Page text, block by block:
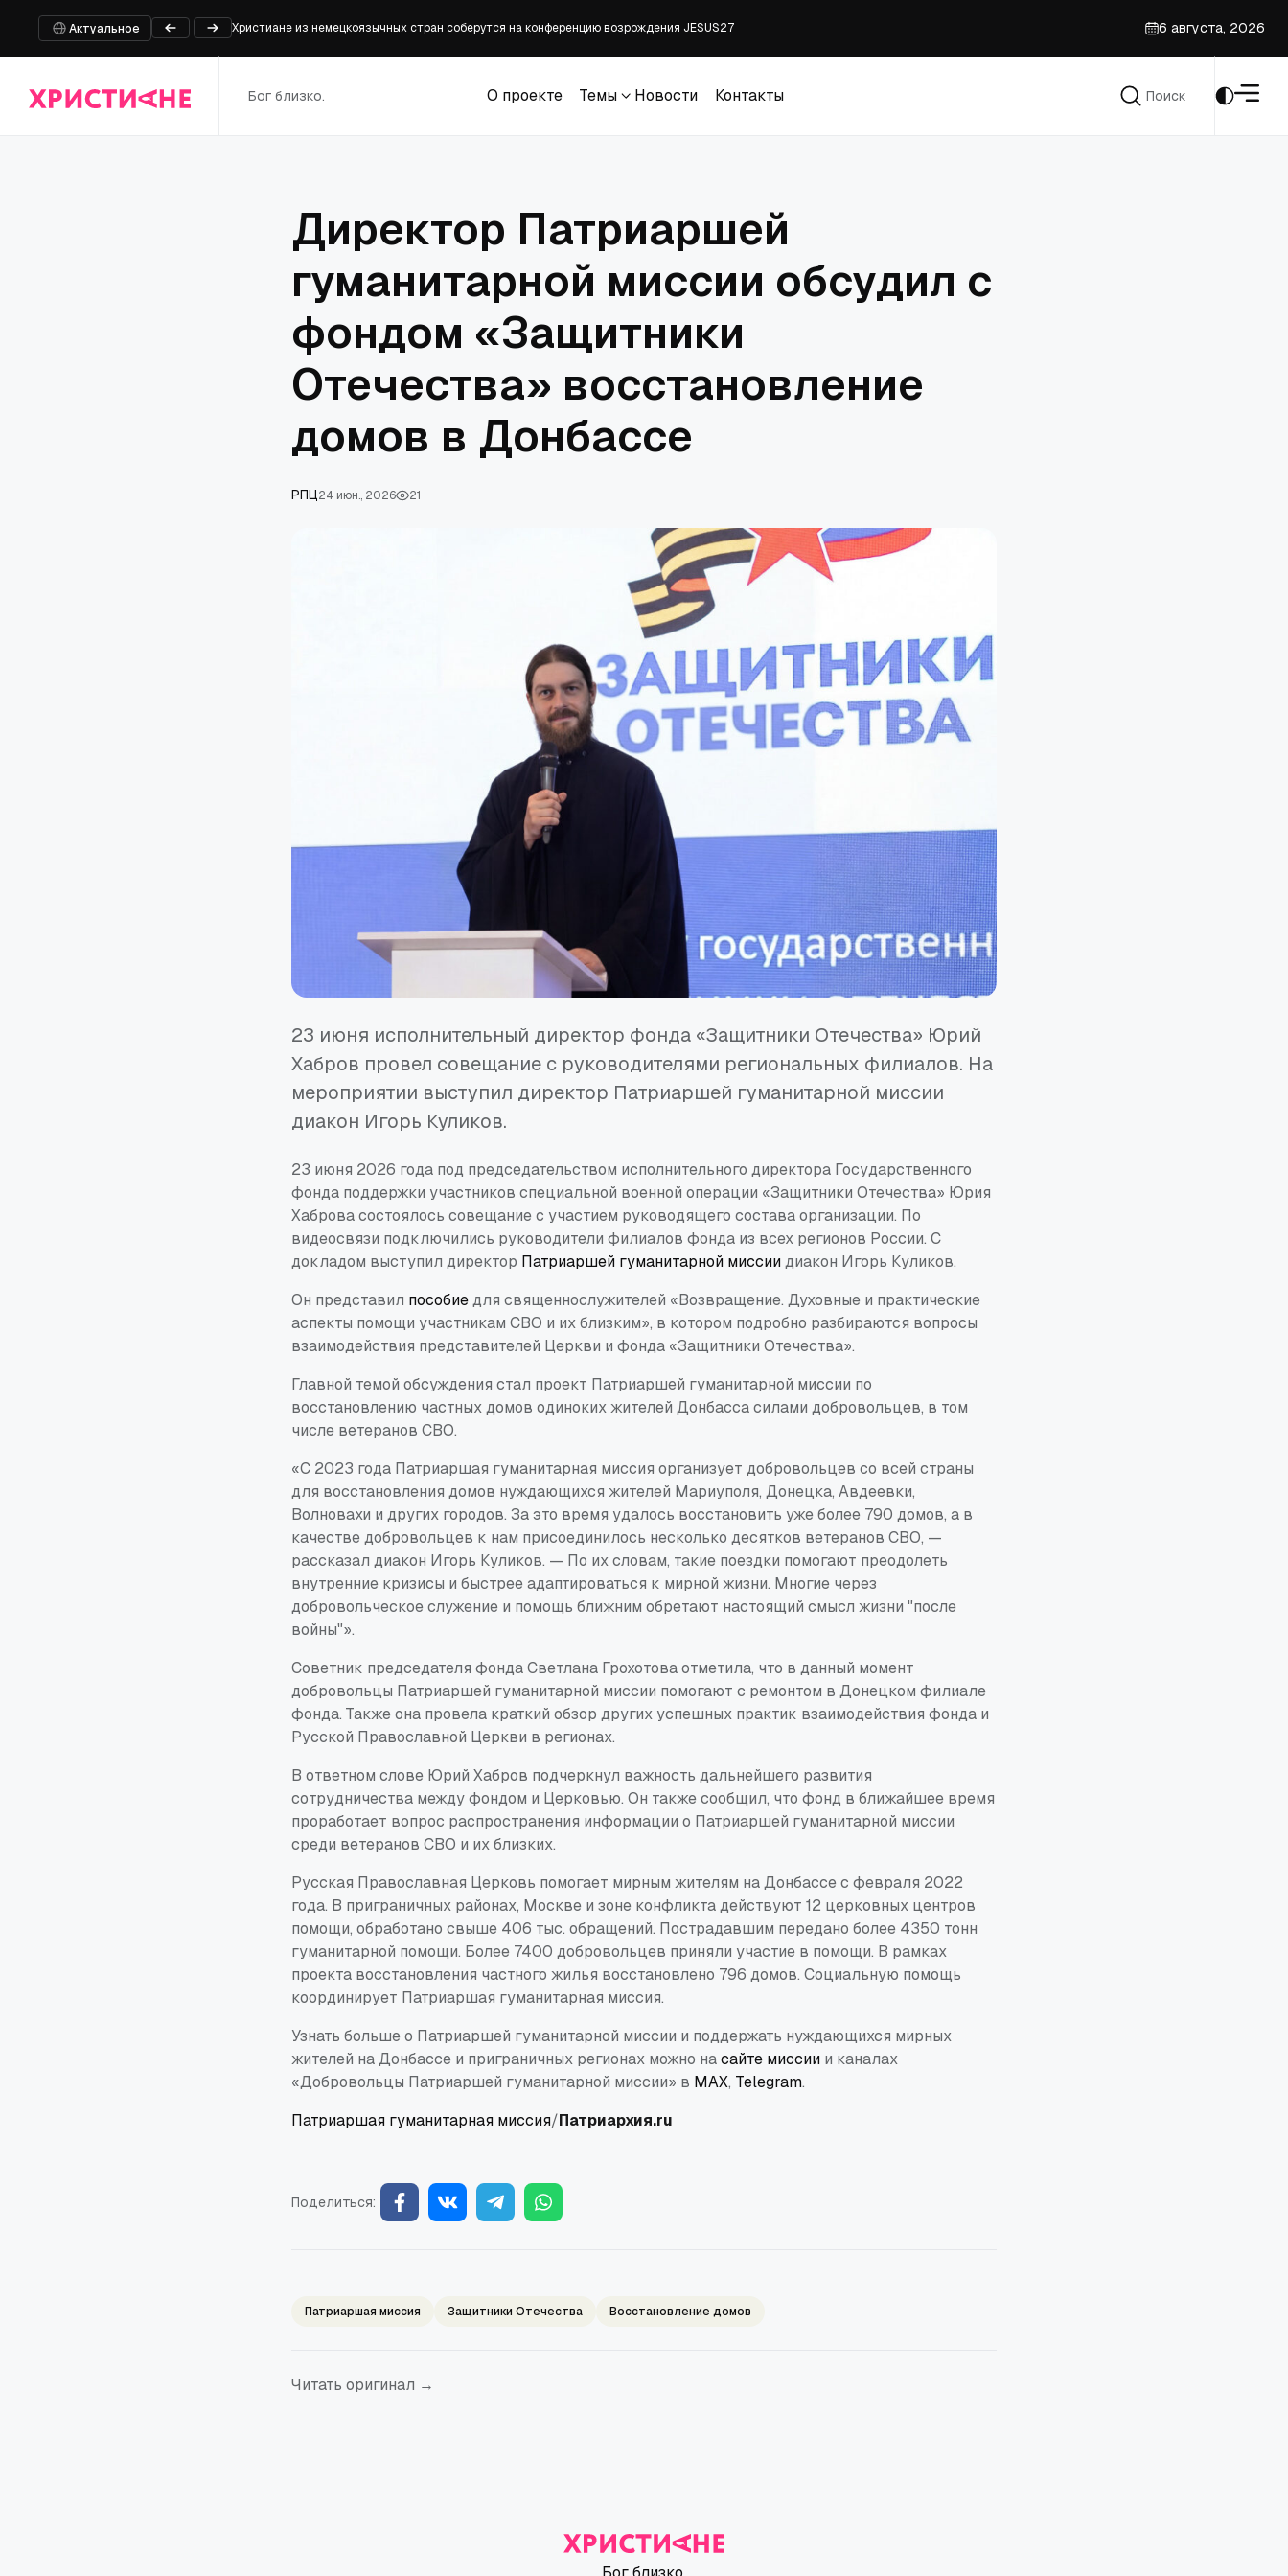
Актуальное
Христиане из немецкоязычных стран соберутся на конференцию возрождения JESUS27
Аргентина приветствует «исторический» визит папы в ноябре
6 августа, 2026
Бог близко.
О проекте
Темы
Новости
Контакты
Поиск
Директор Патриаршей
гуманитарной миссии обсудил с
фондом «Защитники
Отечества» восстановление
домов в Донбассе
РПЦ24 июн., 2026 21
23 июня исполнительный директор фонда «Защитники Отечества» Юрий
Хабров провел совещание с руководителями региональных филиалов. На
мероприятии выступил директор Патриаршей гуманитарной миссии
диакон Игорь Куликов.
23 июня 2026 года под председательством исполнительного директора Государственного
фонда поддержки участников специальной военной операции «Защитники Отечества» Юрия
Хаброва состоялось совещание с участием руководящего состава организации. По
видеосвязи подключились руководители филиалов фонда из всех регионов России. С
докладом выступил директор Патриаршей гуманитарной миссиидиакон Игорь Куликов.
Он представил пособиедля священнослужителей «Возвращение. Духовные и практические
аспекты помощи участникам СВО и их близким», в котором подробно разбираются вопросы
взаимодействия представителей Церкви и фонда «Защитники Отечества».
Главной темой обсуждения стал проект Патриаршей гуманитарной миссии по
восстановлению частных домов одиноких жителей Донбасса силами добровольцев, в том
числе ветеранов СВО.
«С 2023 года Патриаршая гуманитарная миссия организует добровольцев со всей страны
для восстановления домов нуждающихся жителей Мариуполя, Донецка, Авдеевки,
Волновахи и других городов. За это время удалось восстановить уже более 790 домов, а в
качестве добровольцев к нам присоединилось несколько десятков ветеранов СВО, —
рассказал диакон Игорь Куликов. — По их словам, такие поездки помогают преодолеть
внутренние кризисы и быстрее адаптироваться к мирной жизни. Многие через
добровольческое служение и помощь ближним обретают настоящий смысл жизни "после
войны"».
Советник председателя фонда Светлана Грохотова отметила, что в данный момент
добровольцы Патриаршей гуманитарной миссии помогают с ремонтом в Донецком филиале
фонда. Также она провела краткий обзор других успешных практик взаимодействия фонда и
Русской Православной Церкви в регионах.
В ответном слове Юрий Хабров подчеркнул важность дальнейшего развития
сотрудничества между фондом и Церковью. Он также сообщил, что фонд в ближайшее время
проработает вопрос распространения информации о Патриаршей гуманитарной миссии
среди ветеранов СВО и их близких.
Русская Православная Церковь помогает мирным жителям на Донбассе с февраля 2022
года. В приграничных районах, Москве и зоне конфликта действуют 12 церковных центров
помощи, обработано свыше 406 тыс. обращений. Пострадавшим передано более 4350 тонн
гуманитарной помощи. Более 7400 добровольцев приняли участие в помощи. В рамках
проекта восстановления частного жилья восстановлено 796 домов. Социальную помощь
координирует Патриаршая гуманитарная миссия.
Узнать больше о Патриаршей гуманитарной миссии и поддержать нуждающихся мирных
жителей на Донбассе и приграничных регионах можно насайте миссии и каналах
«Добровольцы Патриаршей гуманитарной миссии» в MAX, Telegram.
Патриаршая гуманитарная миссия/Патриархия.ru
Поделиться:
Патриаршая миссия Защитники Отечества Восстановление домов
Читать оригинал →